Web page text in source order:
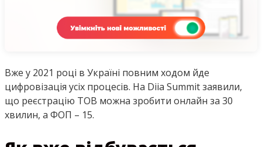
Вже у 2021 році в Україні повним ходом йде
цифровізація усіх процесів. На Diia Summit заявили,
що реєстрацію ТОВ можна зробити онлайн за 30
хвилин, а ФОП – 15.